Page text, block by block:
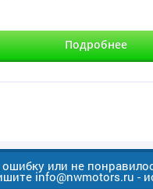
Подробнее
или не
info@nwmotors.ru -